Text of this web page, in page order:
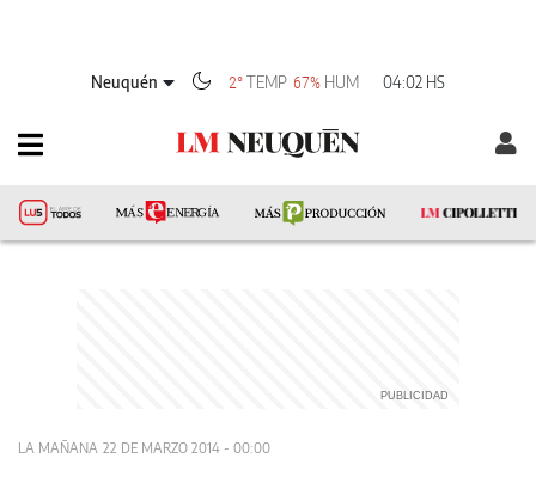
Neuquén 2°TEMP 67% HUM 04:02 HS
LA MAÑANA 22 DE MARZO 2014 - 00:00